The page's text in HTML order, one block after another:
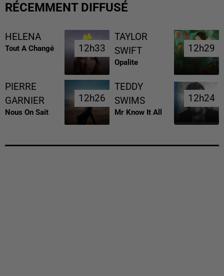
RÉCEMMENT DIFFUSÉ
HELENA
Tout A Changé 12h33
12h33
TAYLOR
SWIFT
Opalite
12h29
12h29
PIERRE
GARNIER
Nous On Sait
12h26
12h26
TEDDY
SWIMS
Mr Know It All
12h24
12h24